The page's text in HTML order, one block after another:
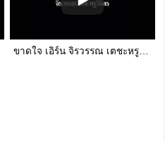
ขาดใจ เอิร์น จิรวรรณ เตชะหรูวิจิตร